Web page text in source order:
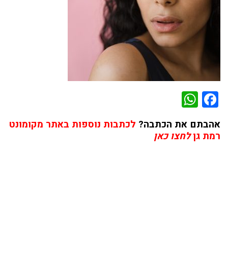
Facebook
אהבתם את הכתבה? לכתבות נוספות באתר מקומונט
רמת גןלחצו כאן